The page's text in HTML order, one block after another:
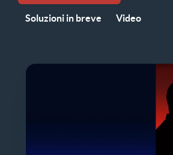
Soluzioni in breve Video